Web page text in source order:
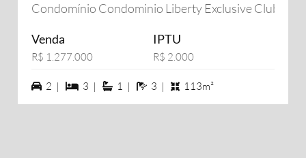
Condomínio Condominio Liberty Exclusive Club
Venda
R$ 1.277.000
IPTU
R$ 2.000
2 vagas na garagem
2 | 3 dormiórios
3 | 1 suítes
1 | 3 banheiros
3 | 113m²